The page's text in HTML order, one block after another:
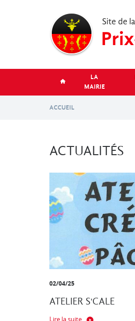
LA
MAIRIE
ACCUEIL
ACTUALITÉS
02/04/25
ATELIER S'CALE
Lire la suite